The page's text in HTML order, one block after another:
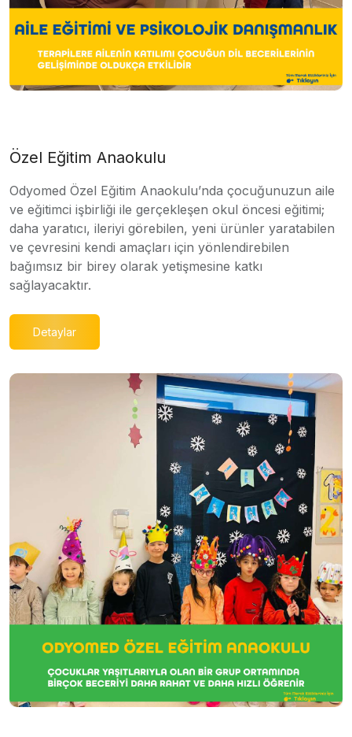
Özel Eğitim Anaokulu
Odyomed Özel Eğitim Anaokulu’nda çocuğunuzun aile
ve eğitimci işbirliği ile gerçekleşen okul öncesi eğitimi;
daha yaratıcı, ileriyi görebilen, yeni ürünler yaratabilen
ve çevresini kendi amaçları için yönlendirebilen
bağımsız bir birey olarak yetişmesine katkı
sağlayacaktır.
Detaylar